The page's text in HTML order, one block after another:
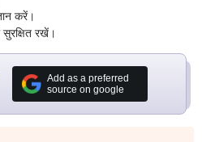
करें।
रखें।
Add as a preferred
source on google